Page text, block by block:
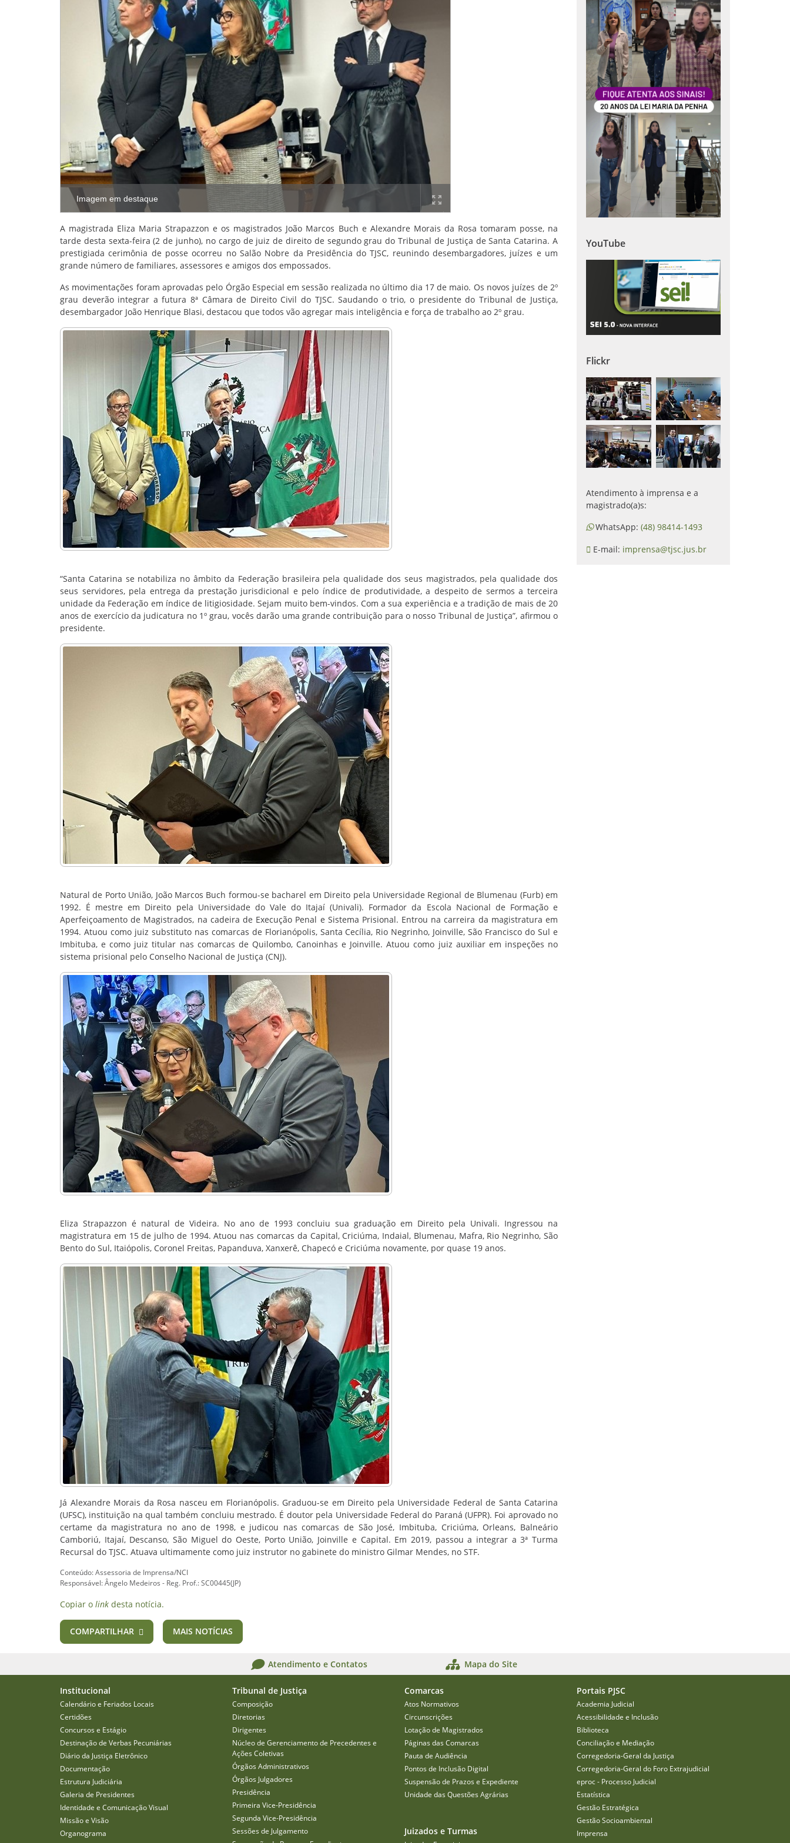
Imagem em destaque
A magistrada Eliza Maria Strapazzon e os magistrados João Marcos Buch e Alexandre Morais da Rosa tomaram posse, na
tarde desta sexta-feira (2 de junho), no cargo de juiz de direito de segundo grau do Tribunal de Justiça de Santa Catarina. A
prestigiada cerimônia de posse ocorreu no Salão Nobre da Presidência do TJSC, reunindo desembargadores, juízes e um
grande número de familiares, assessores e amigos dos empossados.
As movimentações foram aprovadas pelo Órgão Especial em sessão realizada no último dia 17 de maio. Os novos juízes de 2º
grau deverão integrar a futura 8ª Câmara de Direito Civil do TJSC. Saudando o trio, o presidente do Tribunal de Justiça,
desembargador João Henrique Blasi, destacou que todos vão agregar mais inteligência e força de trabalho ao 2º grau.
“Santa Catarina se notabiliza no âmbito da Federação brasileira pela qualidade dos seus magistrados, pela qualidade dos
seus servidores, pela entrega da prestação jurisdicional e pelo índice de produtividade, a despeito de sermos a terceira
unidade da Federação em índice de litigiosidade. Sejam muito bem-vindos. Com a sua experiência e a tradição de mais de 20
anos de exercício da judicatura no 1º grau, vocês darão uma grande contribuição para o nosso Tribunal de Justiça”, afirmou o
presidente.
Natural de Porto União, João Marcos Buch formou-se bacharel em Direito pela Universidade Regional de Blumenau (Furb) em
1992. É mestre em Direito pela Universidade do Vale do Itajaí (Univali). Formador da Escola Nacional de Formação e
Aperfeiçoamento de Magistrados, na cadeira de Execução Penal e Sistema Prisional. Entrou na carreira da magistratura em
1994. Atuou como juiz substituto nas comarcas de Florianópolis, Santa Cecília, Rio Negrinho, Joinville, São Francisco do Sul e
Imbituba, e como juiz titular nas comarcas de Quilombo, Canoinhas e Joinville. Atuou como juiz auxiliar em inspeções no
sistema prisional pelo Conselho Nacional de Justiça (CNJ).
Eliza Strapazzon é natural de Videira. No ano de 1993 concluiu sua graduação em Direito pela Univali. Ingressou na
magistratura em 15 de julho de 1994. Atuou nas comarcas da Capital, Criciúma, Indaial, Blumenau, Mafra, Rio Negrinho, São
Bento do Sul, Itaiópolis, Coronel Freitas, Papanduva, Xanxerê, Chapecó e Criciúma novamente, por quase 19 anos.
Já Alexandre Morais da Rosa nasceu em Florianópolis. Graduou-se em Direito pela Universidade Federal de Santa Catarina
(UFSC), instituição na qual também concluiu mestrado. É doutor pela Universidade Federal do Paraná (UFPR). Foi aprovado no
certame da magistratura no ano de 1998, e judicou nas comarcas de São José, Imbituba, Criciúma, Orleans, Balneário
Camboriú, Itajaí, Descanso, São Miguel do Oeste, Porto União, Joinville e Capital. Em 2019, passou a integrar a 3ª Turma
Recursal do TJSC. Atuava ultimamente como juiz instrutor no gabinete do ministro Gilmar Mendes, no STF.
Conteúdo: Assessoria de Imprensa/NCI
Responsável: Ângelo Medeiros - Reg. Prof.: SC00445(JP)
Copiar o link desta notícia.
COMPARTILHAR MAIS NOTÍCIAS
YouTube
Flickr
Atendimento à imprensa e a
magistrado(a)s:
WhatsApp: (48) 98414-1493
E-mail: imprensa@tjsc.jus.br
Atendimento e Contatos Mapa do Site
Institucional
Calendário e Feriados Locais
Certidões
Concursos e Estágio
Destinação de Verbas Pecuniárias
Diário da Justiça Eletrônico
Documentação
Estrutura Judiciária
Galeria de Presidentes
Identidade e Comunicação Visual
Missão e Visão
Organograma
Tribunal de Justiça
Composição
Diretorias
Dirigentes
Núcleo de Gerenciamento de Precedentes e
Ações Coletivas
Órgãos Administrativos
Órgãos Julgadores
Presidência
Primeira Vice-Presidência
Segunda Vice-Presidência
Sessões de Julgamento
Comarcas
Atos Normativos
Circunscrições
Lotação de Magistrados
Páginas das Comarcas
Pauta de Audiência
Pontos de Inclusão Digital
Suspensão de Prazos e Expediente
Unidade das Questões Agrárias
Juizados e Turmas
Portais PJSC
Academia Judicial
Acessibilidade e Inclusão
Biblioteca
Conciliação e Mediação
Corregedoria-Geral da Justiça
Corregedoria-Geral do Foro Extrajudicial
eproc - Processo Judicial
Estatística
Gestão Estratégica
Gestão Socioambiental
Imprensa